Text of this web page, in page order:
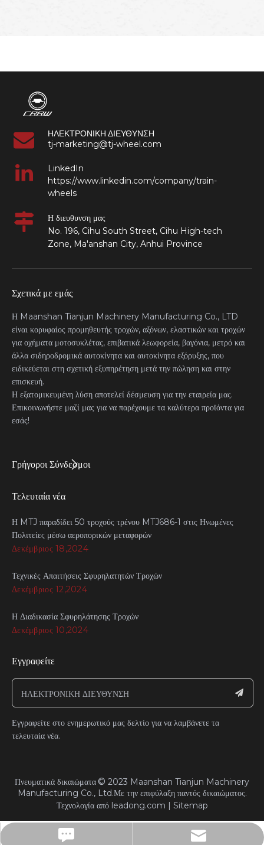
https://tianjunwheels.en.alibaba.com/
ΗΛΕΚΤΡΟΝΙΚΗ ΔΙΕΥΘΥΝΣΗ
tj-marketing@tj-wheel.com
LinkedIn
https://www.linkedin.com/company/train-
wheels
Η διευθυνση μας
No. 196, Cihu South Street, Cihu High-tech
Zone, Ma'anshan City, Anhui Province
Σχετικά με εμάς
Η Maanshan Tianjun Machinery Manufacturing Co., LTD
είναι κορυφαίος προμηθευτής τροχών, αξόνων, ελαστικών και τροχών
για οχήματα μοτοσυκλέτας, επιβατικά λεωφορεία, βαγόνια, μετρό και
άλλα σιδηροδρομικά αυτοκίνητα και αυτοκίνητα εξόρυξης, που
ειδικεύεται στη σχετική εξυπηρέτηση μετά την πώληση και στην
επισκευή.
Η εξατομικευμένη λύση αποτελεί δέσμευση για την εταιρεία μας.
Επικοινωνήστε μαζί μας για να παρέχουμε τα καλύτερα προϊόντα για
εσάς!
Γρήγοροι Σύνδεσμοι
Τελευταία νέα
Η MTJ παραδίδει 50 τροχούς τρένου MTJ686-1 στις Ηνωμένες
Πολιτείες μέσω αεροπορικών μεταφορών
Δεκέμβριος 18,2024
Τεχνικές Απαιτήσεις Σφυρηλατητών Τροχών
Δεκέμβριος 12,2024
Η Διαδικασία Σφυρηλάτησης Τροχών
Δεκέμβριος 10,2024
Εγγραφείτε
Εγγραφείτε στο ενημερωτικό μας δελτίο για να λαμβάνετε τα
τελευταία νέα.
Πνευματικά δικαιώματα© 2023 Maanshan Tianjun Machinery
Manufacturing Co., Ltd.Με την επιφύλαξη παντός δικαιώματος.​​​​
Τεχνολογία από leadong.com | Sitemap